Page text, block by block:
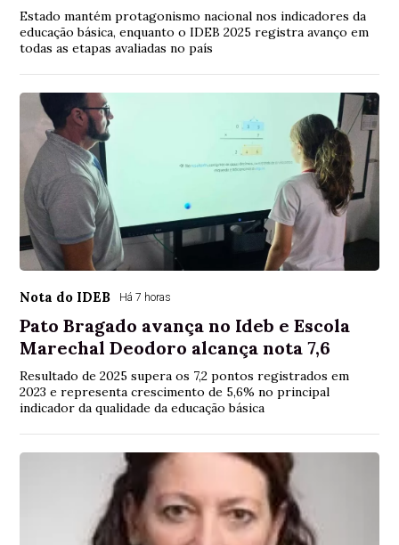
Estado mantém protagonismo nacional nos indicadores da
educação básica, enquanto o IDEB 2025 registra avanço em
todas as etapas avaliadas no país
Nota do IDEB Há 7 horas
Pato Bragado avança no Ideb e Escola
Marechal Deodoro alcança nota 7,6
Resultado de 2025 supera os 7,2 pontos registrados em
2023 e representa crescimento de 5,6% no principal
indicador da qualidade da educação básica